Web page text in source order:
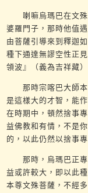
喇嘛烏瑪巴在文殊
婆羅門子，那時他值
由菩薩引導來到釋迦
種下通達無謬空性正
領波』（義為吉祥藏
那時宗喀巴大師本
是這樣大的才智，能
在時期中，頓然捨事
益佛教和有情，不是
的，以此仍然以捨事
那時，烏瑪巴正專
益或許較大，即以此
本尊文殊菩薩，不經